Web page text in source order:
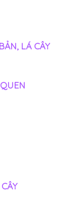
LÁ CÂY